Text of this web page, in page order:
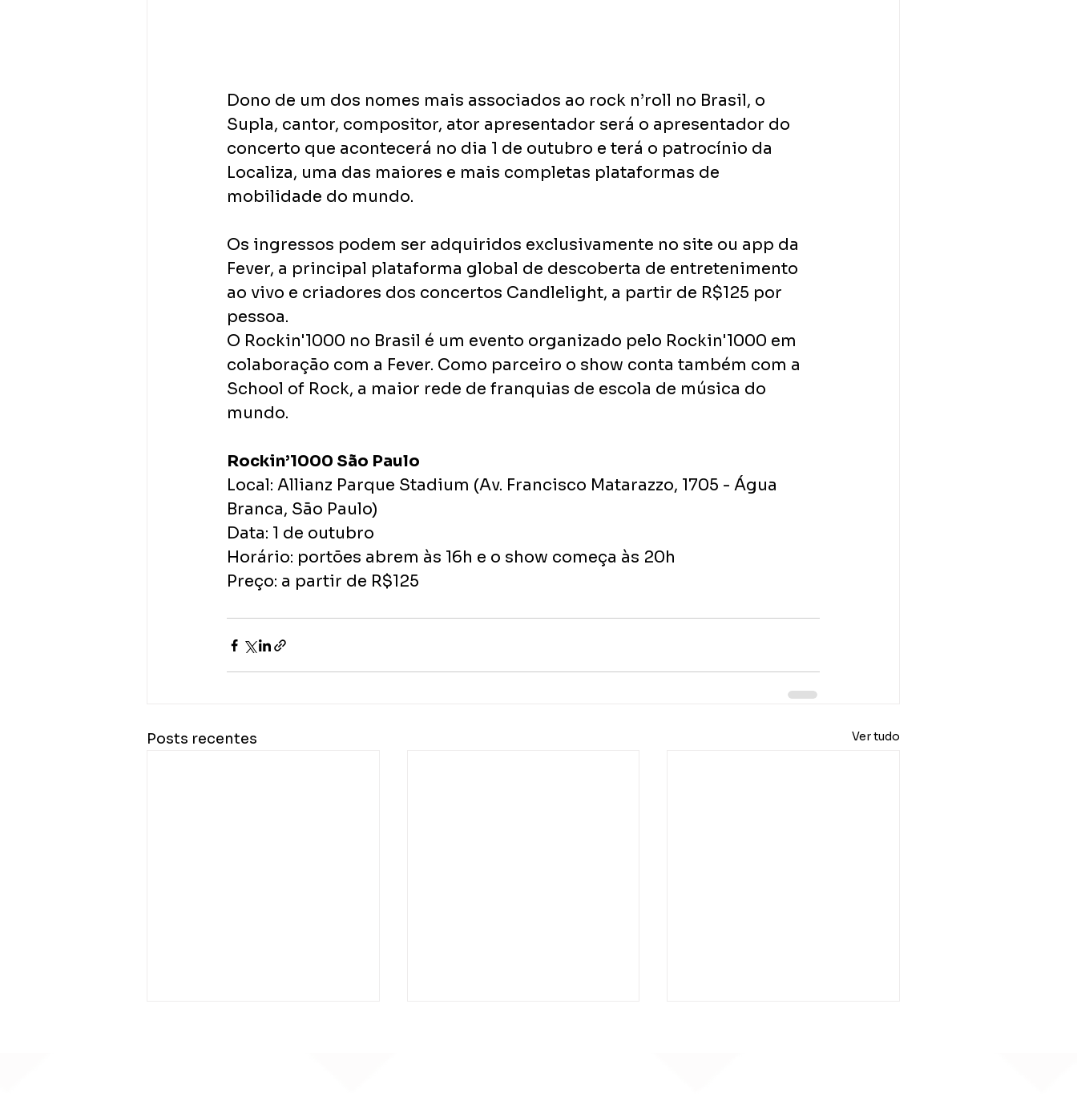
Dono de um dos nomes mais associados ao rock n’roll no Brasil, o
Supla, cantor, compositor, ator apresentador será o apresentador do
concerto que acontecerá no dia 1 de outubro e terá o patrocínio da
Localiza, uma das maiores e mais completas plataformas de
mobilidade do mundo.
Os ingressos podem ser adquiridos exclusivamente no site ou app da
Fever, a principal plataforma global de descoberta de entretenimento
ao vivo e criadores dos concertos Candlelight, a partir de R$125 por
pessoa.
O Rockin'1000 no Brasil é um evento organizado pelo Rockin'1000 em
colaboração com a Fever. Como parceiro o show conta também com a
School of Rock, a maior rede de franquias de escola de música do
mundo.
Rockin’1000 São Paulo
Local: Allianz Parque Stadium (Av. Francisco Matarazzo, 1705 - Água
Branca, São Paulo)
Data: 1 de outubro
Horário: portões abrem às 16h e o show começa às 20h
Preço: a partir de R$125
Posts recentes Ver tudo